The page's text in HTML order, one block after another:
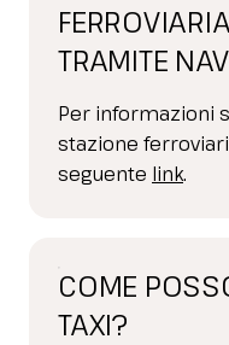
TRAMITE
Per informazioni
stazione
seguente link.
COME
TAXI?